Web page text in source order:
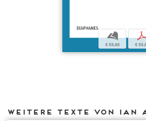
b
€ 55,00 €